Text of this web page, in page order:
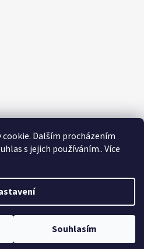
Dalším procházením
s jejich používáním.. Více
Souhlasím
Franc . Všechna práva vyhrazena.